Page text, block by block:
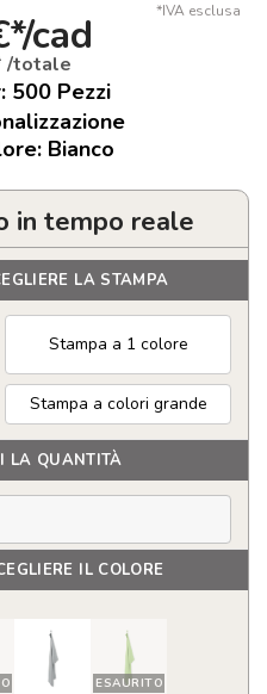
*IVA esclusa
cad
/totale
500 Pezzi
Bianco
in tempo reale
LA STAMPA
Stampa a 1 colore
Stampa a colori grande
LA QUANTITÀ
IL COLORE
ESAURITO